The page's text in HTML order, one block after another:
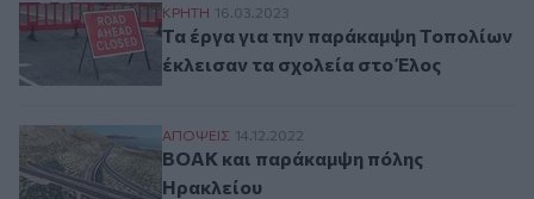
Τα έργα για την παράκαμψη Τοπολίων
ΚΡΗΤΗ 16.03.2023
Τα έργα για την παράκαμψη Τοπολίων
έκλεισαν τα σχολεία στο Έλος
ΒΟΑΚ και παράκαμψη πόλης Ηρακλείου
ΑΠΟΨΕΙΣ 14.12.2022
ΒΟΑΚ και παράκαμψη πόλης
Ηρακλείου